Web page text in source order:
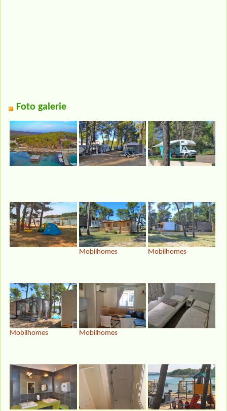
Foto galerie
Mobilhomes Mobilhomes
Mobilhomes Mobilhomes